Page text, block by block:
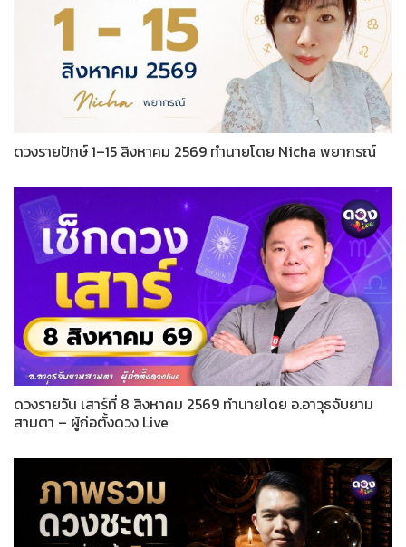
ดวงรายปักษ์ 1–15 สิงหาคม 2569 ทำนายโดย Nicha พยากรณ์
ดวงรายวัน เสาร์ที่ 8 สิงหาคม 2569 ทำนายโดย อ.อาวุธจับยาม
สามตา – ผู้ก่อตั้งดวง Live